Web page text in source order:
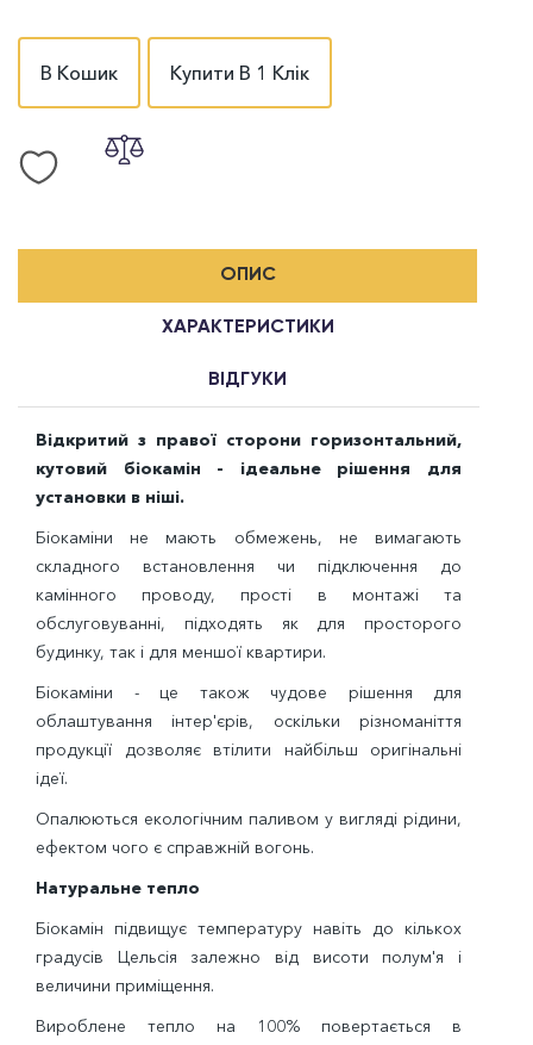
В Кошик Купити В 1 Клік
ОПИС
ХАРАКТЕРИСТИКИ
ВІДГУКИ
Відкритий з правої сторони горизонтальний,
кутовий біокамін - ідеальне рішення для
установки в ніші.
Біокаміни не мають обмежень, не вимагають
складного встановлення чи підключення до
камінного проводу, прості в монтажі та
обслуговуванні, підходять як для просторого
будинку, так і для меншої квартири.
Біокаміни - це також чудове рішення для
облаштування інтер'єрів, оскільки різноманіття
продукції дозволяє втілити найбільш оригінальні
ідеї.
Опалюються екологічним паливом у вигляді рідини,
ефектом чого є справжній вогонь.
Натуральне тепло
Біокамін підвищує температуру навіть до кількох
градусів Цельсія залежно від висоти полум'я і
величини приміщення.
Вироблене тепло на 100% повертається в